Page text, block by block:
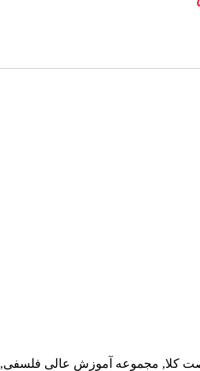
کلا, مجموعه آموزش عالی فلسفی,